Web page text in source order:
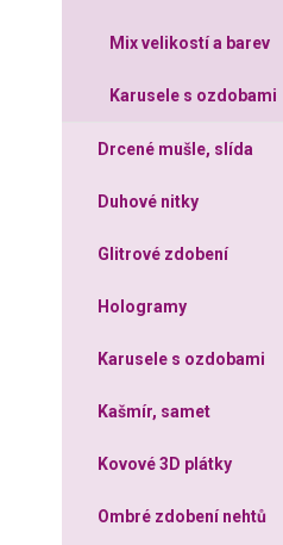
Mix velikostí a barev
Karusele s ozdobami
Drcené mušle, slída
Duhové nitky
Glitrové zdobení
Hologramy
Karusele s ozdobami
Kašmír, samet
Kovové 3D plátky
Ombré zdobení nehtů